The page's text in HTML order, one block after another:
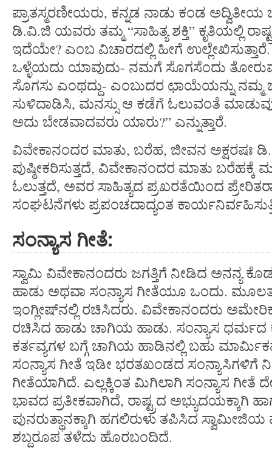
ಪ್ರಾತಸ್ಮರಣೀಯರು, ಕನ್ನಡ ನಾಡು ಕಂಡ ಅದ್ವಿತೀಯ
ಡಿ.ವಿ.ಜಿ ಯವರು ತಮ್ಮ “ಸಾಹಿತ್ಯ ಶಕ್ತಿ” ಕೃತಿಯಲ್ಲಿ
ಇದೆಯೇ? ಎಂಬ ವಿಚಾರದಲ್ಲಿ ಹೀಗೆ
ಒಳ್ಳೆಯದು ಯಾವುದು- ನಮಗೆ ಸೊಗಸೆಂದು
ಸೊಗಸು ಎಂಥದ್ದು- ಎಂಬುದರ ಛಾಯೆಯನ್ನು ನಮ್ಮ
ಸುಳಿದಾಡಿಸಿ, ಮನಸ್ಸು ಆ ಕಡೆಗೆ ಓಲುವಂತೆ
ಅದು ಬೇಡವಾದವರು ಯಾರು?” ಎನ್ನುತ್ತಾರೆ.
ವಿವೇಕಾನಂದರ ಮಾತು, ಬರೆಹ, ಜೀವನ ಅಕ್ಷರಷಃ
ಪುಷ್ಠೀಕರಿಸುತ್ತದೆ, ವಿವೇಕಾನಂದರ ಮಾತು ಬರೆಹಕ್ಕೆ
ಓಲುತ್ತದೆ, ಅವರ ಸಾಹಿತ್ಯದ ಪ್ರಖರತೆಯಿಂದ
ಸಂಘಟನೆಗಳು ಪ್ರಪಂಚದಾದ್ಯಂತ
ಸಂನ್ಯಾಸ ಗೀತೆ:
ಸ್ವಾಮಿ ವಿವೇಕಾನಂದರು ಜಗತ್ತಿಗೆ ನೀಡಿದ ಅನನ್ಯ
ಹಾಡು ಅಥವಾ ಸಂನ್ಯಾಸ ಗೀತೆಯೂ ಒಂದು.
ಇಂಗ್ಲೀಷ್‍ನಲ್ಲಿ ರಚಿಸಿದರು. ವಿವೇಕಾನಂದರು
ರಚಿಸಿದ ಹಾಡು ಚಾಗಿಯ ಹಾಡು. ಸಂನ್ಯಾಸ ಧರ್ಮದ
ಕರ್ತವ್ಯಗಳ ಬಗ್ಗೆ ಚಾಗಿಯ ಹಾಡಿನಲ್ಲಿ ಬಹು
ಸಂನ್ಯಾಸ ಗೀತೆ ಇಡೀ ಭರತಖಂಡದ ಸಂನ್ಯಾಸಿಗಳಿಗೆ
ಗೀತೆಯಾಗಿದೆ. ಎಲ್ಲಕ್ಕಿಂತ ಮಿಗಿಲಾಗಿ ಸಂನ್ಯಾಸ ಗೀತೆ
ಭಾವದ ಪ್ರತೀಕವಾಗಿದೆ, ರಾಷ್ಟ್ರದ ಅಭ್ಯುದಯಕ್ಕಾಗಿ
ಪುನರುತ್ಥಾನಕ್ಕಾಗಿ ಹಗಲಿರುಳು ತಪಿಸಿದ
ಶಬ್ದರೂಪ ತಳೆದು ಹೊರಬಂದಿದೆ.